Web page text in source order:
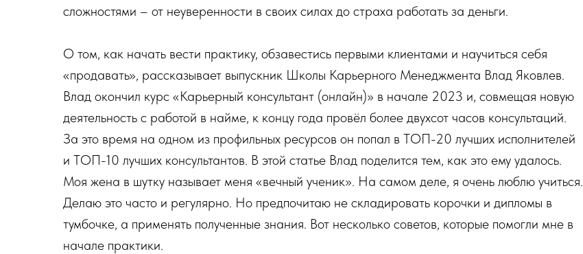
сложностями – от неуверенности в своих силах до страха работать за деньги.
О том, как начать вести практику, обзавестись первыми клиентами и научиться себя
«продавать», рассказывает выпускник Школы Карьерного Менеджмента Влад Яковлев.
Влад окончил курс «Карьерный консультант (онлайн)» в начале 2023 и, совмещая новую
деятельность с работой в найме, к концу года провёл более двухсот часов консультаций.
За это время на одном из профильных ресурсов он попал в ТОП-20 лучших исполнителей
и ТОП-10 лучших консультантов. В этой статье Влад поделится тем, как это ему удалось.
Моя жена в шутку называет меня «вечный ученик». На самом деле, я очень люблю учиться.
Делаю это часто и регулярно. Но предпочитаю не складировать корочки и дипломы в
тумбочке, а применять полученные знания. Вот несколько советов, которые помогли мне в
начале практики.